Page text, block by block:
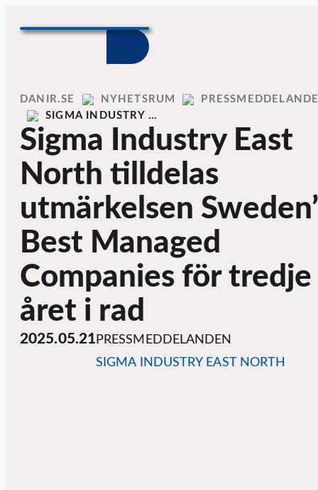
Home
DANIR NYHETSRUM
SIGMA INDUSTRY …
Sigma Industry East
North tilldelas
utmärkelsen
Best Managed
Companies för tredje
året i rad
2025.05.21 PRESSMEDDELANDEN
SIGMA INDUSTRY EAST NORTH